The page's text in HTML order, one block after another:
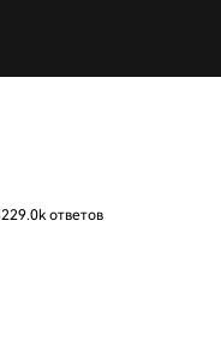
ответов